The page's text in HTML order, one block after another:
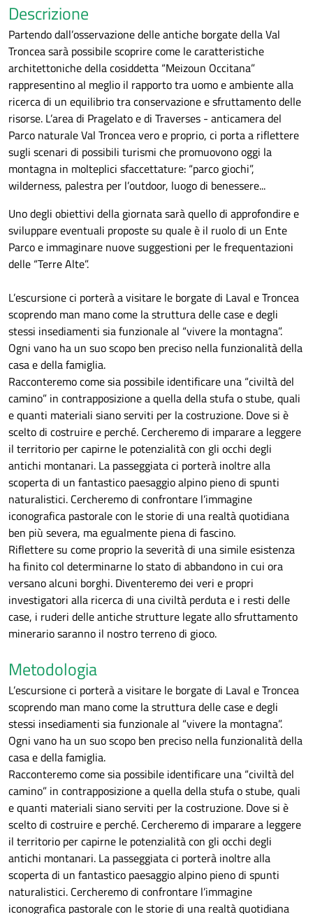
Descrizione
Partendo dall’osservazione delle antiche borgate della Val
Troncea sarà possibile scoprire come le caratteristiche
architettoniche della cosiddetta “Meizoun Occitana”
rappresentino al meglio il rapporto tra uomo e ambiente alla
ricerca di un equilibrio tra conservazione e sfruttamento delle
risorse. L’area di Pragelato e di Traverses - anticamera del
Parco naturale Val Troncea vero e proprio, ci porta a riflettere
sugli scenari di possibili turismi che promuovono oggi la
montagna in molteplici sfaccettature: “parco giochi”,
wilderness, palestra per l’outdoor, luogo di benessere...
Uno degli obiettivi della giornata sarà quello di approfondire e
sviluppare eventuali proposte su quale è il ruolo di un Ente
Parco e immaginare nuove suggestioni per le frequentazioni
delle “Terre Alte”.
L’escursione ci porterà a visitare le borgate di Laval e Troncea
scoprendo man mano come la struttura delle case e degli
stessi insediamenti sia funzionale al “vivere la montagna”.
Ogni vano ha un suo scopo ben preciso nella funzionalità della
casa e della famiglia.
Racconteremo come sia possibile identificare una “civiltà del
camino” in contrapposizione a quella della stufa o stube, quali
e quanti materiali siano serviti per la costruzione. Dove si è
scelto di costruire e perché. Cercheremo di imparare a leggere
il territorio per capirne le potenzialità con gli occhi degli
antichi montanari. La passeggiata ci porterà inoltre alla
scoperta di un fantastico paesaggio alpino pieno di spunti
naturalistici. Cercheremo di confrontare l’immagine
iconografica pastorale con le storie di una realtà quotidiana
ben più severa, ma egualmente piena di fascino.
Riflettere su come proprio la severità di una simile esistenza
ha finito col determinarne lo stato di abbandono in cui ora
versano alcuni borghi. Diventeremo dei veri e propri
investigatori alla ricerca di una civiltà perduta e i resti delle
case, i ruderi delle antiche strutture legate allo sfruttamento
minerario saranno il nostro terreno di gioco.
Metodologia
L’escursione ci porterà a visitare le borgate di Laval e Troncea
scoprendo man mano come la struttura delle case e degli
stessi insediamenti sia funzionale al “vivere la montagna”.
Ogni vano ha un suo scopo ben preciso nella funzionalità della
casa e della famiglia.
Racconteremo come sia possibile identificare una “civiltà del
camino” in contrapposizione a quella della stufa o stube, quali
e quanti materiali siano serviti per la costruzione. Dove si è
scelto di costruire e perché. Cercheremo di imparare a leggere
il territorio per capirne le potenzialità con gli occhi degli
antichi montanari. La passeggiata ci porterà inoltre alla
scoperta di un fantastico paesaggio alpino pieno di spunti
naturalistici. Cercheremo di confrontare l’immagine
iconografica pastorale con le storie di una realtà quotidiana